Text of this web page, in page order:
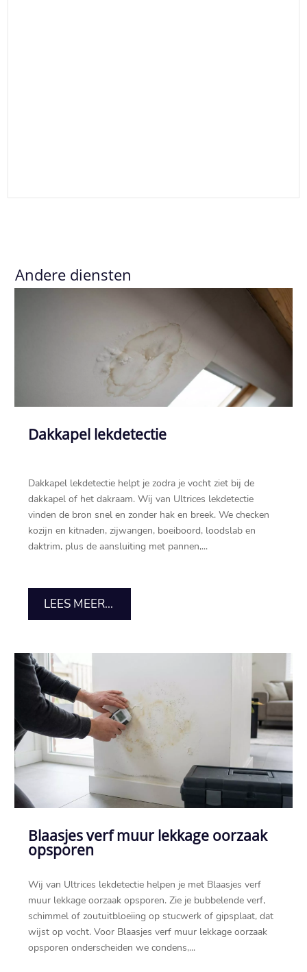
Andere diensten
Dakkapel lekdetectie
Dakkapel lekdetectie helpt je zodra je vocht ziet bij de
dakkapel of het dakraam.​ Wij van Ultrices lekdetectie
vinden de bron snel en zonder hak en breek.​ We checken
kozijn en kitnaden, zijwangen, boeiboord, loodslab en
daktrim, plus de aansluiting met pannen,...
LEES MEER...
Blaasjes verf muur lekkage oorzaak
opsporen
Wij van Ultrices lekdetectie helpen je met Blaasjes verf
muur lekkage oorzaak opsporen.​ Zie je bubbelende verf,
schimmel of zoutuitbloeiing op stucwerk of gipsplaat, dat
wijst op vocht.​ Voor Blaasjes verf muur lekkage oorzaak
opsporen onderscheiden we condens,...